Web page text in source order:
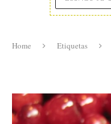
Home Etiquetas